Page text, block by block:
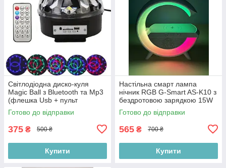
Світлодіодна диско-куля
Magic Ball з Bluetooth та Mp3
(флешка Usb + пульт
управління)
Готово до відправки
375 ₴ 500 ₴
Купити
Настільна смарт лампа
нічник RGB G-Smart AS-K10 з
бездротовою зарядкою 15W
та Bluetooth колонкою 5W,
білий
Готово до відправки
565 ₴ 700 ₴
Купити